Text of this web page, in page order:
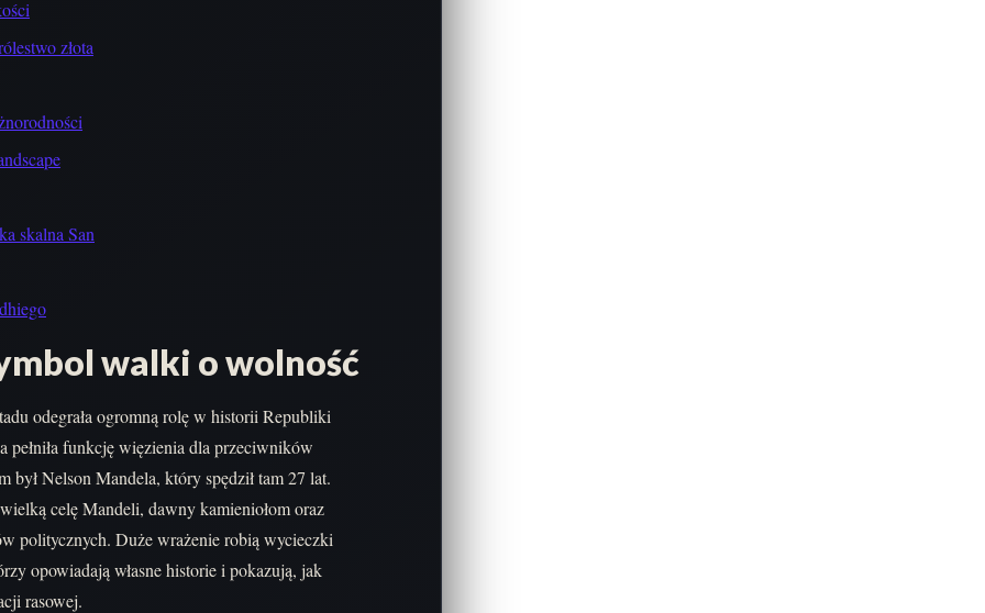
złota
skalna San
walki o wolność
odegrała ogromną rolę w historii Republiki
funkcję więzienia dla przeciwników
był Nelson Mandela, który spędził tam 27 lat.
celę Mandeli, dawny kamieniołom oraz
politycznych. Duże wrażenie robią wycieczki
opowiadają własne historie i pokazują, jak
rasowej.